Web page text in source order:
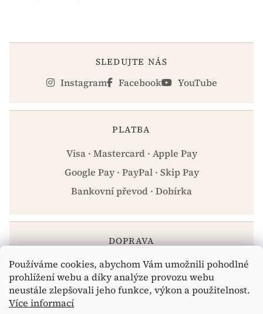
Používáme cookies, abychom Vám umožnili pohodlné
prohlížení webu a díky analýze provozu webu
neustále zlepšovali jeho funkce, výkon a použitelnost.
Více informací
SLEDUJTE NÁS
Instagram Facebook YouTube
PLATBA
Visa · Mastercard · Apple Pay
Google Pay · PayPal · Skip Pay
Bankovní převod · Dobírka
DOPRAVA
Zásilkovna · PPL · Osobní odběr Praha